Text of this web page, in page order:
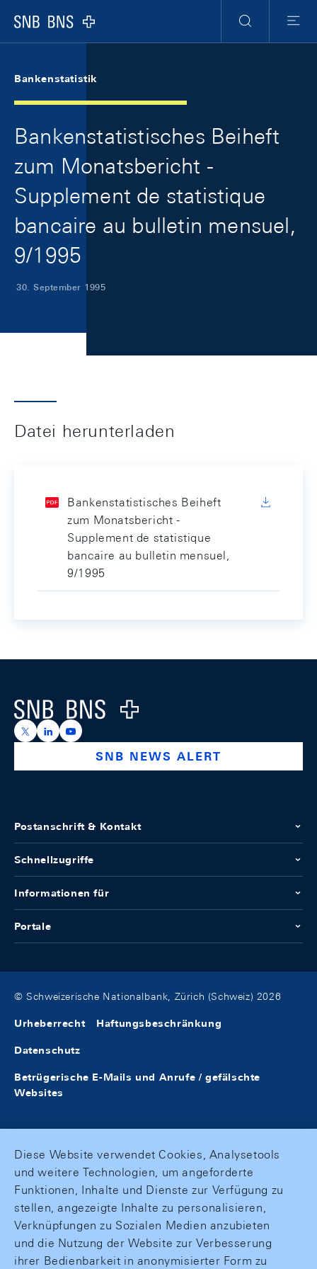
Logo
Suche
Menu
Bankenstatistik
Bankenstatistisches Beiheft
zum Monatsbericht -
Supplement de statistique
bancaire au bulletin mensuel,
9/1995
30. September 1995
Datei herunterladen
Bankenstatistisches Beiheft
zum Monatsbericht -
Supplement de statistique
bancaire au bulletin mensuel,
9/1995
Logo
https://x.com/snb_bns
https://ch.linkedin.com/company/swiss-national-
https://www.youtube.com/@swissnationalbank
SNB NEWS ALERT
Postanschrift & Kontakt
Schnellzugriffe
Informationen für
Portale
© Schweizerische Nationalbank, Zürich (Schweiz) 2026
Urheberrecht Haftungsbeschränkung
Datenschutz
Betrügerische E-Mails und Anrufe / gefälschte
Websites
Diese Website verwendet Cookies, Analysetools
und weitere Technologien, um angeforderte
Funktionen, Inhalte und Dienste zur Verfügung zu
stellen, angezeigte Inhalte zu personalisieren,
Verknüpfungen zu Sozialen Medien anzubieten
und die Nutzung der Website zur Verbesserung
ihrer Bedienbarkeit in anonymisierter Form zu